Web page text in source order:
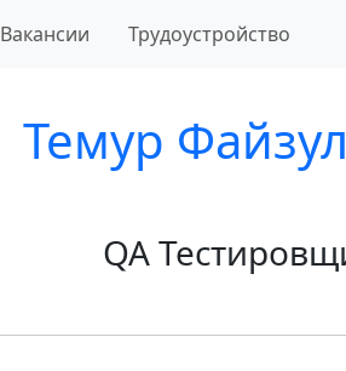
Вакансии Трудоустройство
Темур
QA